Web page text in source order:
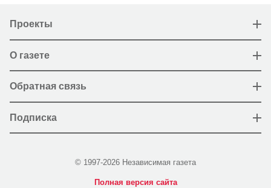
Проекты
О газете
Обратная связь
Подписка
© 1997-2026 Независимая газета
Полная версия сайта